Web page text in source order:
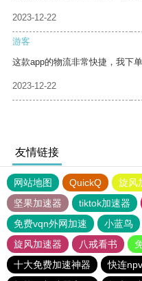
2023-12-22
游客
这款app的物流非常快捷，我下
2023-12-22
友情链接
网站地图 QuickQ 旋风
坚果加速器
tiktok加速器
免费vqn外网加速
小蓝鸟
旋风加速器
八戒看书
十大免费加速神器
快连